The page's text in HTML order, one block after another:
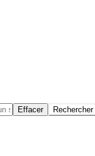
Effacer Rechercher